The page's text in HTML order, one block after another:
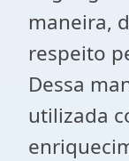
maneira,
respeito
Dessa
utilizada